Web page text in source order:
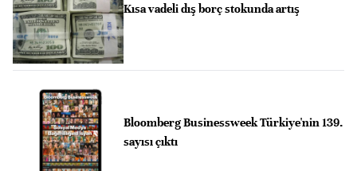
Kısa vadeli dış borç stokunda artış
Bloomberg Businessweek Türkiye'nin 139.
sayısı çıktı